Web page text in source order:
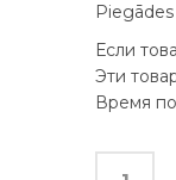
Если
Эти
Время